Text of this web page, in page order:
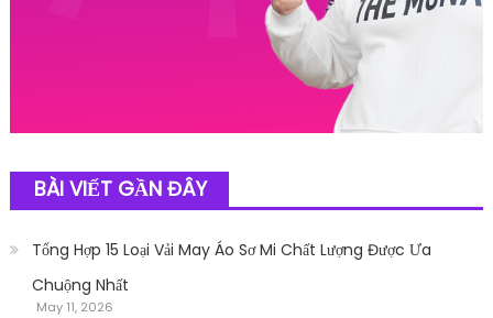
BÀI VIẾT GẦN ĐÂY
Tổng Hợp 15 Loại Vải May Áo Sơ Mi Chất Lượng Được Ưa
Chuộng Nhất
May 11, 2026